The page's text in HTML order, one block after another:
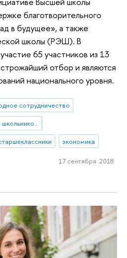
благотворительного
в будущее», а также
школы (РЭШ). В
65 участников из 13
отбор и являются
национального уровня.
сотрудничество
Международная олимпиада школьников по экономике
экономика
17 сентября 2018